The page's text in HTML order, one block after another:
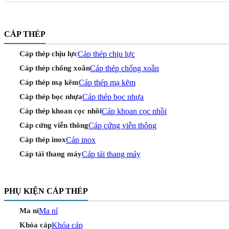
CÁP THÉP
Cáp thép chịu lựcCáp thép chịu lực
Cáp thép chống xoắnCáp thép chống xoắn
Cáp thép mạ kẽmCáp thép mạ kẽm
Cáp thép bọc nhựaCáp thép bọc nhựa
Cáp thép khoan cọc nhồiCáp khoan cọc nhồi
Cáp cứng viễn thôngCáp cứng viễn thông
Cáp thép inoxCáp inox
Cáp tải thang máyCáp tải thang máy
PHỤ KIỆN CÁP THÉP
Ma níMa ní
Khóa cápKhóa cáp